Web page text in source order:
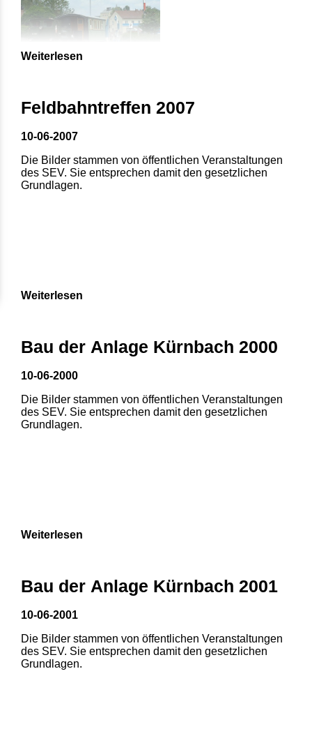
Weiterlesen
Feldbahntreffen 2007
10-06-2007
Die Bilder stammen von öffentlichen Veranstaltungen
des SEV. Sie entsprechen damit den gesetzlichen
Grundlagen.
Weiterlesen
Bau der Anlage Kürnbach 2000
10-06-2000
Die Bilder stammen von öffentlichen Veranstaltungen
des SEV. Sie entsprechen damit den gesetzlichen
Grundlagen.
Weiterlesen
Bau der Anlage Kürnbach 2001
10-06-2001
Die Bilder stammen von öffentlichen Veranstaltungen
des SEV. Sie entsprechen damit den gesetzlichen
Grundlagen.